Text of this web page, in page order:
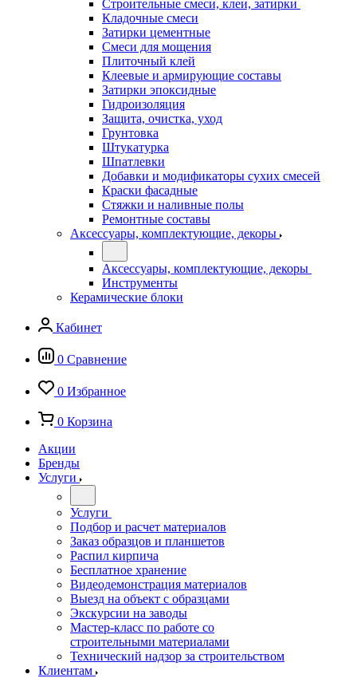
Строительные смеси, клеи, затирки
Кладочные смеси
Затирки цементные
Смеси для мощения
Плиточный клей
Клеевые и армирующие составы
Затирки эпоксидные
Гидроизоляция
Защита, очистка, уход
Грунтовка
Штукатурка
Шпатлевки
Добавки и модификаторы сухих смесей
Краски фасадные
Стяжки и наливные полы
Ремонтные составы
Аксессуары, комплектующие, декоры
Аксессуары, комплектующие, декоры
Инструменты
Керамические блоки
Кабинет
0 Сравнение
0 Избранное
0 Корзина
Акции
Бренды
Услуги
Услуги
Подбор и расчет материалов
Заказ образцов и планшетов
Распил кирпича
Бесплатное хранение
Видеодемонстрация материалов
Выезд на объект с образцами
Экскурсии на заводы
Мастер-класс по работе со
строительными материалами
Технический надзор за строительством
Клиентам